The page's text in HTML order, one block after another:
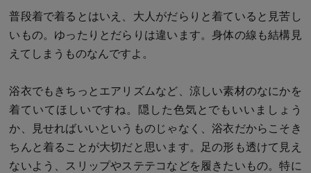
普段着で着るとはいえ、大人がだらりと着ていると見苦し
いもの。ゆったりとだらりは違います。身体の線も結構見
えてしまうものなんですよ。
浴衣でもきちっとエアリズムなど、涼しい素材のなにかを
着ていてほしいですね。隠した色気とでもいいましょう
か、見せればいいというものじゃなく、浴衣だからこそき
ちんと着ることが大切だと思います。足の形も透けて見え
ないよう、スリップやステテコなどを履きたいもの。特に